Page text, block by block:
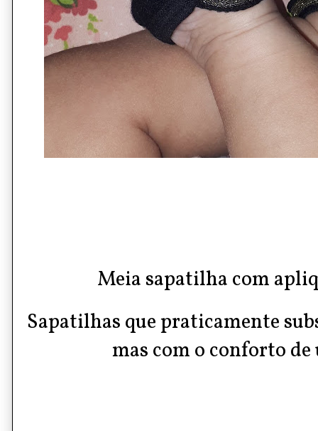
Meia sapatilha com
Sapatilhas que praticamente
mas com o conforto de